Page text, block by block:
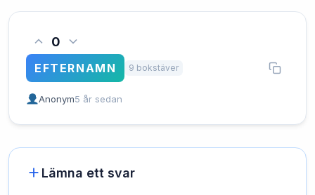
0
EFTERNAMN 9 bokstäver
Anonym5 år sedan
Lämna ett svar